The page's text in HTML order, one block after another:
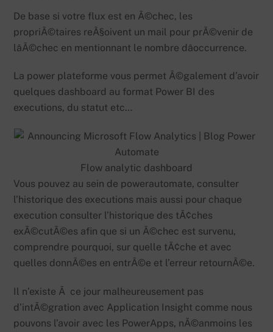
De base si votre flux est en Ã©chec, les
propriÃ©taires reÃ§oivent un mail pour prÃ©venir de
lâÃ©chec en mentionnant le nombre dâoccurrence.
La power plateforme vous permet Ã©galement d’avoir
quelques dashboard au format Power BI des
executions, du statut etc…
Flow analytic dashboard
Vous pouvez au sein de powerautomate, consulter
l’historique des executions mais aussi pour chaque
execution consulter l’historique des tÃ¢ches
exÃ©cutÃ©es afin que si un Ã©chec est survenu,
comprendre pourquoi, sur quelle tÃ¢che et avec
quelles donnÃ©es en entrÃ©e et l’erreur retournÃ©e.
Il n’existe Ã ce jour malheureusement pas
d’intÃ©gration avec Application Insight comme nous
pouvons l’avoir avec les PowerApps, nÃ©anmoins les